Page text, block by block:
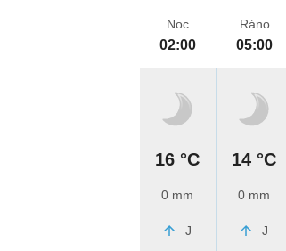
Noc
02:00
16 °C
0 mm
J
Ráno
05:00
14 °C
0 mm
J